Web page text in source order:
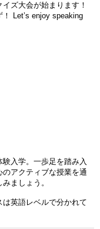
ズ大会が始まります！
Let’s enjoy speaking
入学。一歩足を踏み入
アクティブな授業を通
ましょう。
英語レベルで分かれて